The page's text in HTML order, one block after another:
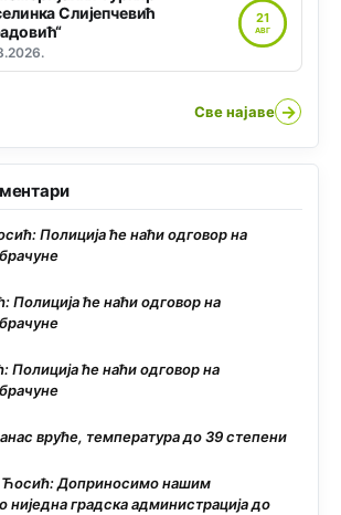
Слијепчевић
21
АВГ
Све најаве →
Полиција ће наћи одговор на
Полиција ће наћи одговор на
Полиција ће наћи одговор на
вруће, температура до 39 степени
Ћосић: Доприносимо нашим
ниједна градска администрација до